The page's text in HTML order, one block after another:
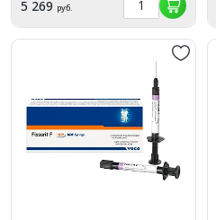
5 269 руб.